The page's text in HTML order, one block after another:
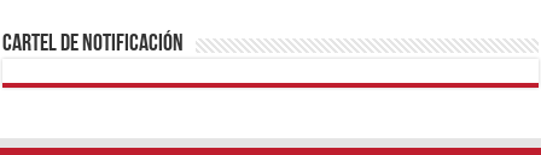
Cartel de Notificación